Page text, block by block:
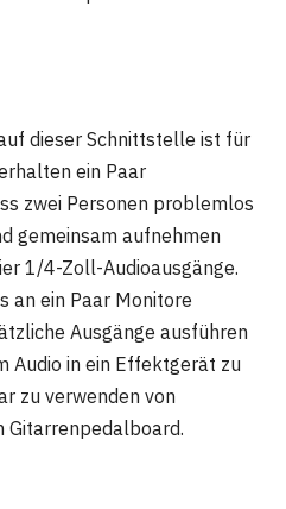
dieser Schnittstelle ist für
ein Paar
zwei Personen problemlos
gemeinsam aufnehmen
1/4-Zoll-Audioausgänge.
an ein Paar Monitore
Ausgänge ausführen
Audio in ein Effektgerät zu
zu verwenden von
Gitarrenpedalboard.